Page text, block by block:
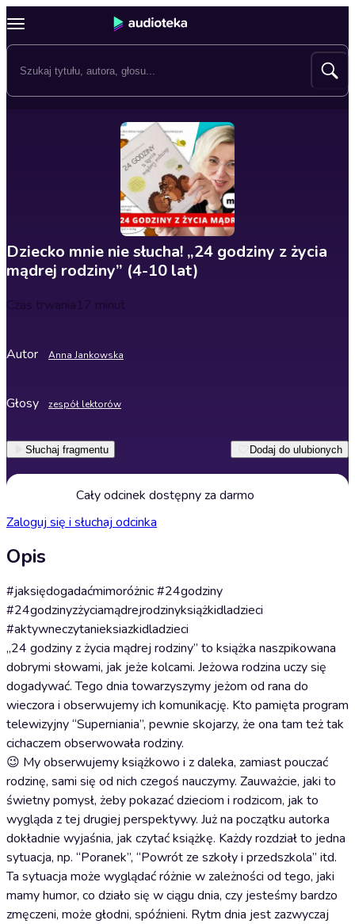
Dziecko mnie nie słucha! „24 godziny z życia
mądrej rodziny” (4-10 lat)
Czas trwania17 minut
Autor Anna Jankowska
Głosy zespół lektorów
Słuchaj fragmentu Dodaj do ulubionych
Cały odcinek dostępny za darmo
Zaloguj się i słuchaj odcinka
Opis
#jaksiędogadaćmimoróżnic #24godziny
#24godzinyzżyciamądrejrodzinyksiążkidladzieci
#aktywneczytanieksiazkidladzieci
„24 godziny z życia mądrej rodziny” to książka naszpikowana
dobrymi słowami, jak jeże kolcami. Jeżowa rodzina uczy się
dogadywać. Tego dnia towarzyszymy jeżom od rana do
wieczora i obserwujemy ich komunikację. Kto pamięta program
telewizyjny “Superniania”, pewnie skojarzy, że ona tam też tak
cichaczem obserwowała rodziny.
😉 My obserwujemy książkowo i z daleka, zamiast pouczać
rodzinę, sami się od nich czegoś nauczymy. Zauważcie, jaki to
świetny pomysł, żeby pokazać dzieciom i rodzicom, jak to
wygląda z tej drugiej perspektywy. Już na początku autorka
dokładnie wyjaśnia, jak czytać książkę. Każdy rozdział to jedna
sytuacja, np. “Poranek”, “Powrót ze szkoły i przedszkola” itd.
Ta sytuacja może wyglądać różnie w zależności od tego, jaki
mamy humor, co działo się w ciągu dnia, czy jesteśmy bardzo
zmęczeni, może głodni, spóźnieni. Rytm dnia jest zazwyczaj